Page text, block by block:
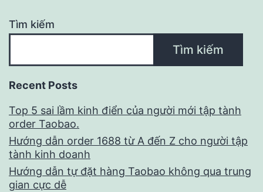
Tìm kiếm
Tìm kiếm
Recent Posts
Top 5 sai lầm kinh điển của người mới tập tành
order Taobao.
Hướng dẫn order 1688 từ A đến Z cho người tập
tành kinh doanh
Hướng dẫn tự đặt hàng Taobao không qua trung
gian cực dễ